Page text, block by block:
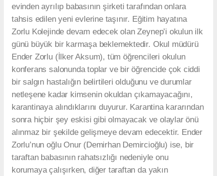
evinden ayrılıp babasının şirketi tarafından onlara
tahsis edilen yeni evlerine taşınır. Eğitim hayatına
Zorlu Kolejinde devam edecek olan Zeynep’i okulun ilk
günü büyük bir karmaşa beklemektedir. Okul müdürü
Ender Zorlu (İlker Aksum), tüm öğrencileri okulun
konferans salonunda toplar ve bir öğrencide çok ciddi
bir salgın hastalığın belirtileri olduğunu ve durumlar
netleşene kadar kimsenin okuldan çıkamayacağını,
karantinaya alındıklarını duyurur. Karantina kararından
sonra hiçbir şey eskisi gibi olmayacak ve olaylar önü
alınmaz bir şekilde gelişmeye devam edecektir. Ender
Zorlu’nun oğlu Onur (Demirhan Demircioğlu) ise, bir
taraftan babasının rahatsızlığı nedeniyle onu
korumaya çalışırken, diğer taraftan da yakın